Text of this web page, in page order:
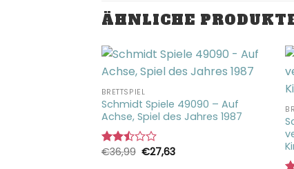
ÄHNLICHE
BRETTSPIEL
Schmidt Spiele 49090 – Auf
Achse, Spiel des Jahres 1987
Bewertet
€36,99 Ursprünglicher
Preis
€27,63Aktueller